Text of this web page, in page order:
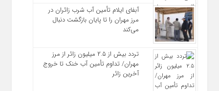
آبفای ایلام تأمین آب شرب زائران در
مرز مهران را تا پایان بازگشت دنبال
می‌کند
تردد بیش از ۲.۵ میلیون زائر از مرز
مهران/ تداوم تأمین آب خنک تا خروج
آخرین زائر